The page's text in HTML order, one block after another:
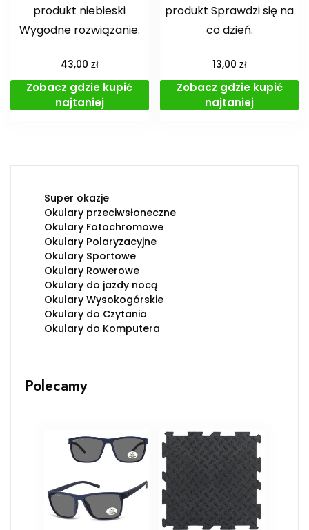
produkt niebieski
Wygodne rozwiązanie.
43,00 zł
Zobacz gdzie kupić
najtaniej
produkt Sprawdzi się na
co dzień.
13,00 zł
Zobacz gdzie kupić
najtaniej
Super okazje
Okulary przeciwsłoneczne
Okulary Fotochromowe
Okulary Polaryzacyjne
Okulary Sportowe
Okulary Rowerowe
Okulary do jazdy nocą
Okulary Wysokogórskie
Okulary do Czytania
Okulary do Komputera
Polecamy